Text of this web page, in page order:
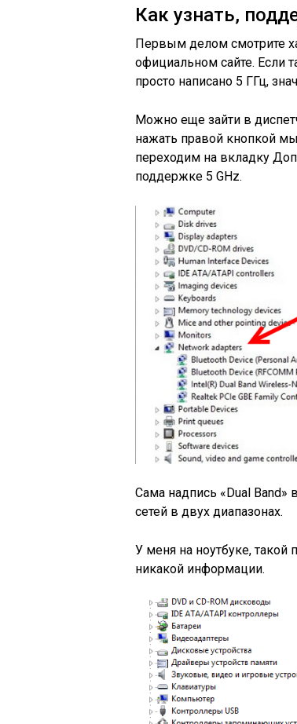
Как узнать,
Первым делом смотрите
официальном сайте. Если
просто написано 5 ГГц,
Можно еще зайти в
нажать правой кнопкой
переходим на вкладку
поддержке 5 GHz.
Сама надпись «Dual Band»
сетей в двух диапазонах.
У меня на ноутбуке, такой
никакой информации.